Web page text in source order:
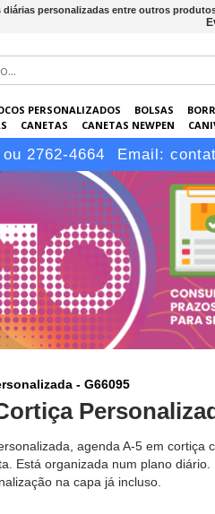
diárias personalizadas entre outros
PERSONALIZADOS BOLSAS
CANETAS CANETAS NEWPEN
ESCRITÓRIO EVENTOS
LÁPIS
2762-4664 Email:
- G66095
agenda A-5 em
Está organizada num plano
na capa já incluso.